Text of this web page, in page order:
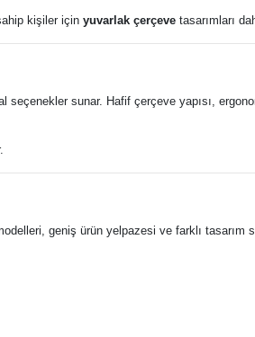
kişiler için yuvarlak çerçeve tasarımları
sunar. Hafif çerçeve yapısı,
geniş ürün yelpazesi ve farklı tasarım